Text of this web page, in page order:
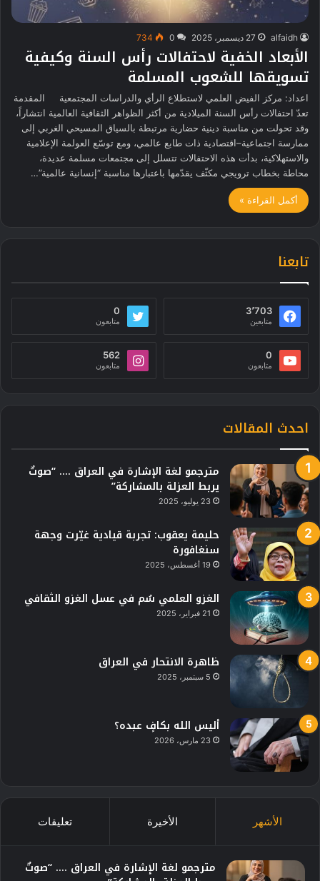
alfaidh 27 ديسمبر، 2025 0
734
الأبعاد الخفية لاحتفالات رأس السنة وكيفية
تسويقها للشعوب المسلمة
اعداد: مركز الفيض العلمي لاستطلاع الرأي والدراسات المجتمعية المقدمة
تعدّ احتفالات رأس السنة الميلادية من أكثر الظواهر الثقافية العالمية انتشاراً،
وقد تحولت من مناسبة دينية حضارية مرتبطة بالسياق المسيحي الغربي إلى
ممارسة اجتماعية–اقتصادية ذات طابع عالمي، ومع توسّع العولمة الإعلامية
والاستهلاكية، بدأت هذه الاحتفالات تتسلل إلى مجتمعات مسلمة عديدة،
محاطة بخطاب ترويجي مكثّف يقدّمها باعتبارها مناسبة “إنسانية عالمية”…
أكمل القراءة »
تابعنا
3٬703
متابعين
0
متابعون
0
متابعون
562
متابعون
احدث المقالات
مترجمو لغة الإشارة في العراق …. “صوتٌ
يربط العزلة بالمشاركة”
23 يوليو، 2025
حليمة يعقوب: تجربة قيادية غيّرت وجهة
سنغافورة
19 أغسطس، 2025
الغزو العلمي سُم في عسل الغزو الثقافي
21 فبراير، 2025
ظاهرة الانتحار في العراق
5 سبتمبر، 2025
أليس الله بكافٍ عبده؟
23 مارس، 2026
الأشهر الأخيرة تعليقات
مترجمو لغة الإشارة في العراق …. “صوتٌ